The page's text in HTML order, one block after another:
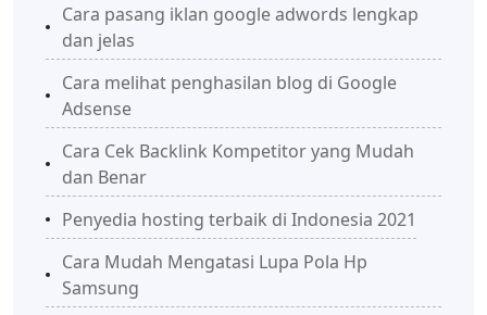
Cara pasang iklan google adwords lengkap
dan jelas
Cara melihat penghasilan blog di Google
Adsense
Cara Cek Backlink Kompetitor yang Mudah
dan Benar
Penyedia hosting terbaik di Indonesia 2021
Cara Mudah Mengatasi Lupa Pola Hp
Samsung